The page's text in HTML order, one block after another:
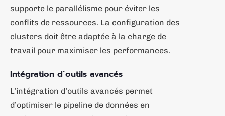
supporte le parallélisme pour éviter les
conflits de ressources. La configuration des
clusters doit être adaptée à la charge de
travail pour maximiser les performances.
Intégration d’outils avancés
L’intégration d’outils avancés permet
d’optimiser le pipeline de données en